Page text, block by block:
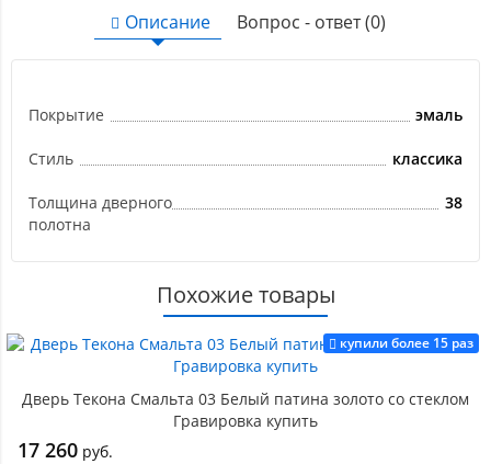
Описание Вопрос - ответ (0)
Покрытие эмаль
Стиль классика
Толщина дверного
полотна
38
Похожие товары
купили более 15 раз
Дверь Текона Смальта 03 Белый патина золото со стеклом
Гравировка купить
17 260 руб.